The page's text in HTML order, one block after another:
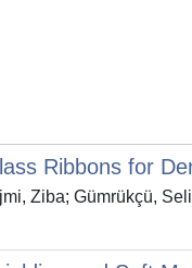
Ribbons for
Ziba; Gümrükçü,